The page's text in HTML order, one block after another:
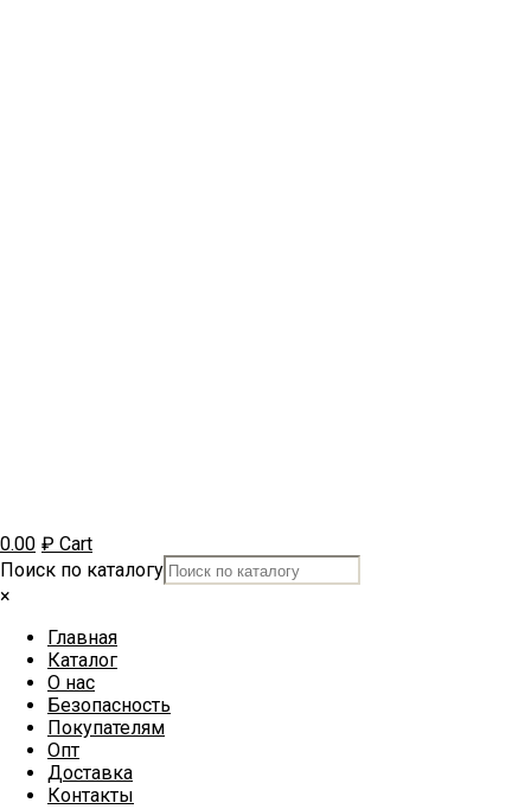
0.00 ₽ Cart
Поиск по каталогу
×
Главная
Каталог
О нас
Безопасность
Покупателям
Опт
Доставка
Контакты